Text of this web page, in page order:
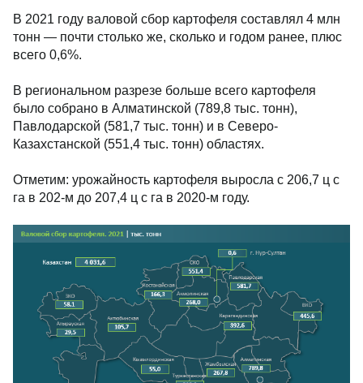
В 2021 году валовой сбор картофеля составлял 4 млн
тонн — почти столько же, сколько и годом ранее, плюс
всего 0,6%.
В региональном разрезе больше всего картофеля
было собрано в Алматинской (789,8 тыс. тонн),
Павлодарской (581,7 тыс. тонн) и в Северо-
Казахстанской (551,4 тыс. тонн) областях.
Отметим: урожайность картофеля выросла с 206,7 ц с
га в 202-м до 207,4 ц с га в 2020-м году.